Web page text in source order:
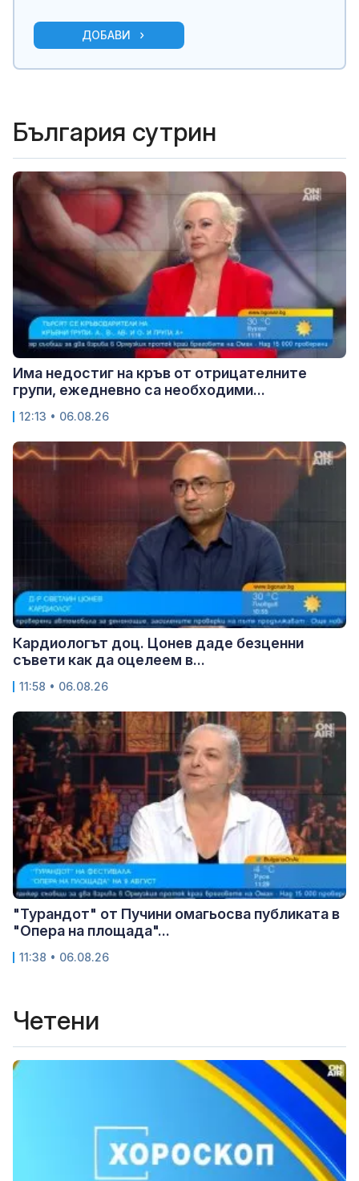
ДОБАВИ
България сутрин
Има недостиг на кръв от отрицателните
групи, ежедневно са необходими...
12:13 • 06.08.26
Кардиологът доц. Цонев даде безценни
съвети как да оцелеем в...
11:58 • 06.08.26
"Турандот" от Пучини омагьосва публиката в
"Опера на площада"...
11:38 • 06.08.26
Четени